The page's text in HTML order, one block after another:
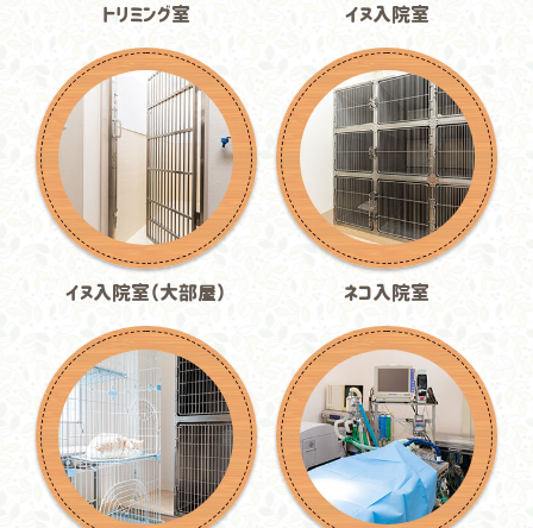
トリミング室 イヌ入院室
イヌ入院室（大部屋） ネコ入院室